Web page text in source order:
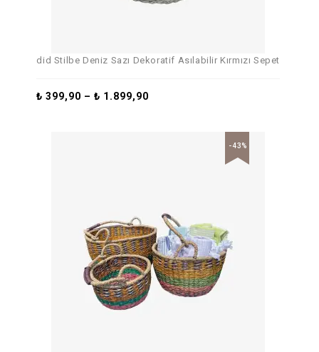
did Stilbe Deniz Sazı Dekoratif Asılabilir Kırmızı Sepet
₺ 399,90 –₺ 1.899,90
-43%